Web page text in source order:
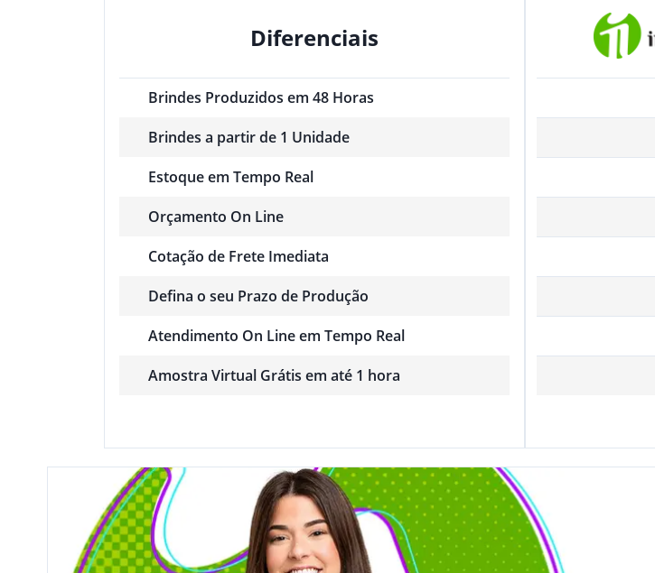
Diferenciais
Brindes Produzidos em 48 Horas
Brindes a partir de 1 Unidade
Estoque em Tempo Real
Orçamento On Line
Cotação de Frete Imediata
Defina o seu Prazo de Produção
Atendimento On Line em Tempo Real
Amostra Virtual Grátis em até 1 hora